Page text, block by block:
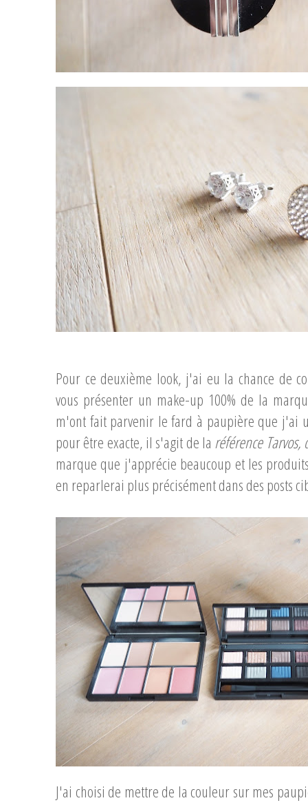
Pour ce deuxième look, j'ai eu la chance de
vous présenter un make-up 100% de la
m'ont fait parvenir le fard à paupière que j'ai
pour être exacte, il s'agit de la référence Tarvos,
marque que j'apprécie beaucoup et les
en reparlerai plus précisément dans des posts
J'ai choisi de mettre de la couleur sur mes